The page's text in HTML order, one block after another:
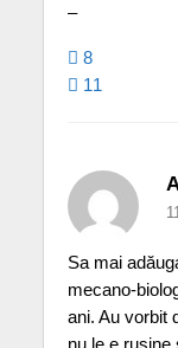
–
8
11
Sa mai
mecano-
ani. Au vorbit
nu le e